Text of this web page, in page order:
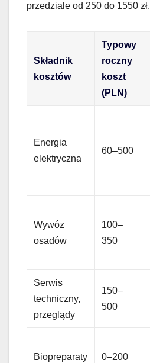
przedziale od 250 do 1550 zł.
Składnik
kosztów
Typowy
roczny
koszt
(PLN)
Energia
elektryczna
60–500
Wywóz
osadów
100–
350
Serwis
techniczny,
przeglądy
150–
500
Biopreparaty 0–200